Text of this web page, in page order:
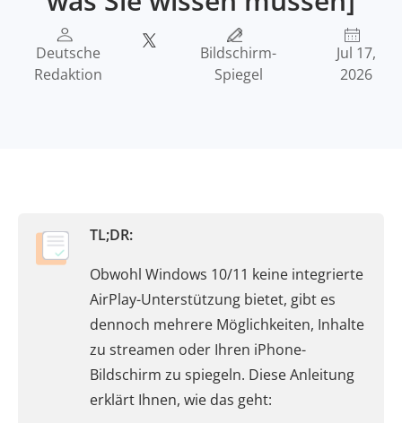
Deutsche
Redaktion
Bildschirm-
Spiegel
Jul 17,
2026
TL;DR:
Obwohl Windows 10/11 keine integrierte
AirPlay-Unterstützung bietet, gibt es
dennoch mehrere Möglichkeiten, Inhalte
zu streamen oder Ihren iPhone-
Bildschirm zu spiegeln. Diese Anleitung
erklärt Ihnen, wie das geht: